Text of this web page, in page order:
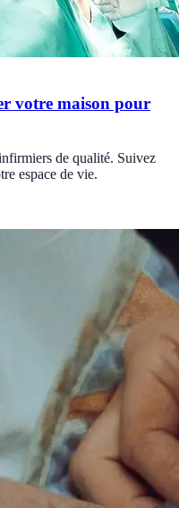
votre maison pour
de qualité. Suivez
espace de vie.